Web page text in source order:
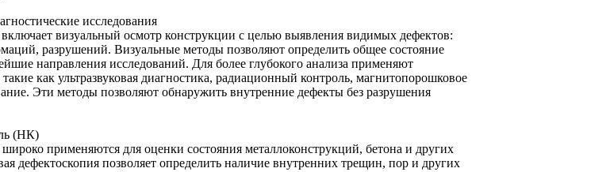
исследования
визуальный осмотр конструкции с целью выявления видимых дефектов:
разрушений. Визуальные методы позволяют определить общее состояние
направления исследований. Для более глубокого анализа применяют
как ультразвуковая диагностика, радиационный контроль, магнитопорошковое
Эти методы позволяют обнаружить внутренние дефекты без разрушения
(НК)
применяются для оценки состояния металлоконструкций, бетона и других
дефектоскопия позволяет определить наличие внутренних трещин, пор и других